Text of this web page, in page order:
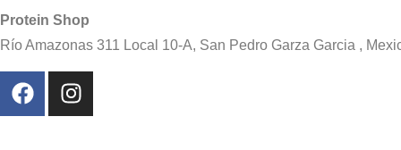
Protein Shop
Río Amazonas 311 Local 10-A, San Pedro Garza Garcia ,